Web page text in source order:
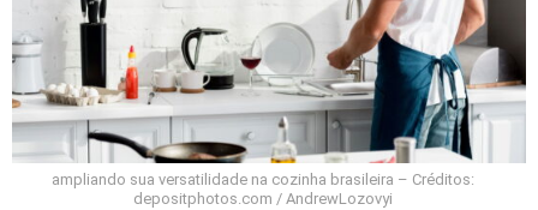
ampliando sua versatilidade na cozinha brasileira – Créditos:
depositphotos.com / AndrewLozovyi